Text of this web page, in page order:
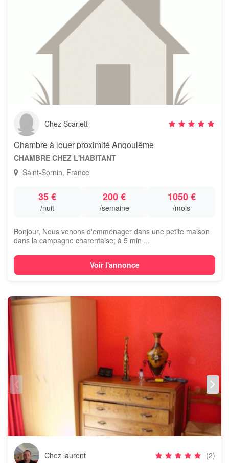
Chez Scarlett
Chambre à louer proximité Angoulême
CHAMBRE CHEZ L'HABITANT
Saint-Sornin, France
35 €
/nuit
200 €
/semaine
1050 €
/mois
Bonjour, Nous venons d'emménager dans une petite maison
dans la campagne charentaise; à 5 min ...
Voir l'annonce
Chez laurent (2)